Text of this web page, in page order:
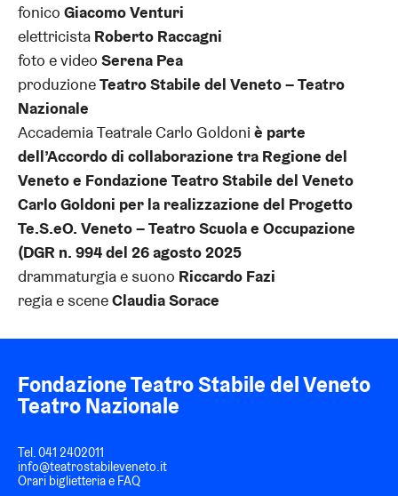
fonico Giacomo Venturi
elettricista Roberto Raccagni
foto e video Serena Pea
produzioneTeatro Stabile del Veneto – Teatro
Nazionale
Accademia Teatrale Carlo Goldoni è parte
dell’Accordo di collaborazione tra Regione del
Veneto e Fondazione Teatro Stabile del Veneto
Carlo Goldoni per la realizzazione del Progetto
Te.S.eO. Veneto – Teatro Scuola e Occupazione
(DGR n. 994 del 26 agosto 2025
drammaturgia e suono Riccardo Fazi
regia e sceneClaudia Sorace
Fondazione Teatro Stabile del Veneto
Teatro Nazionale
Tel.041 2402011
info@teatrostabileveneto.it
Orari biglietteria e FAQ